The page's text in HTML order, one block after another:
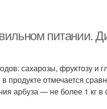
питании.
сахарозы, фруктозу и
продукте отмечается
арбуза — не более 1 кг в